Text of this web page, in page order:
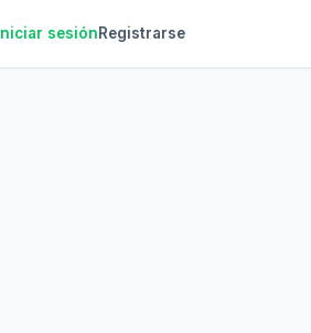
Iniciar sesiónRegistrarse